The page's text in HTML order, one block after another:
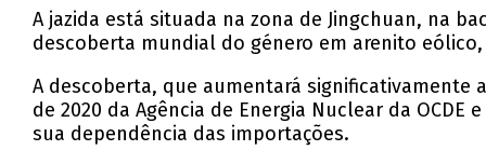
A jazida está situada na zona de Jingchuan, na
descoberta mundial do género em arenito
A descoberta, que aumentará significativamente
de 2020 da Agência de Energia Nuclear da
sua dependência das importações.